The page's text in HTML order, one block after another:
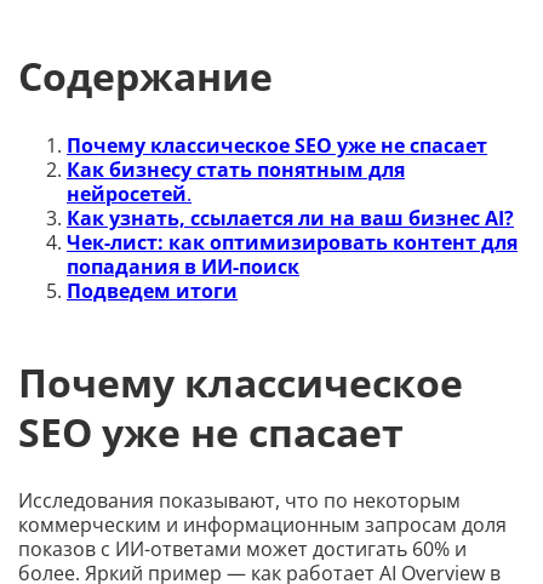
Содержание
Почему классическое SEO уже не спасает
Как бизнесу стать понятным для
нейросетей.
Как узнать, ссылается ли на ваш бизнес AI?
Чек-лист: как оптимизировать контент для
попадания в ИИ-поиск
Подведем итоги
Почему классическое
SEO уже не спасает
Исследования показывают, что по некоторым
коммерческим и информационным запросам доля
показов с ИИ-ответами может достигать 60% и
более. Яркий пример — как работает AI Overview в